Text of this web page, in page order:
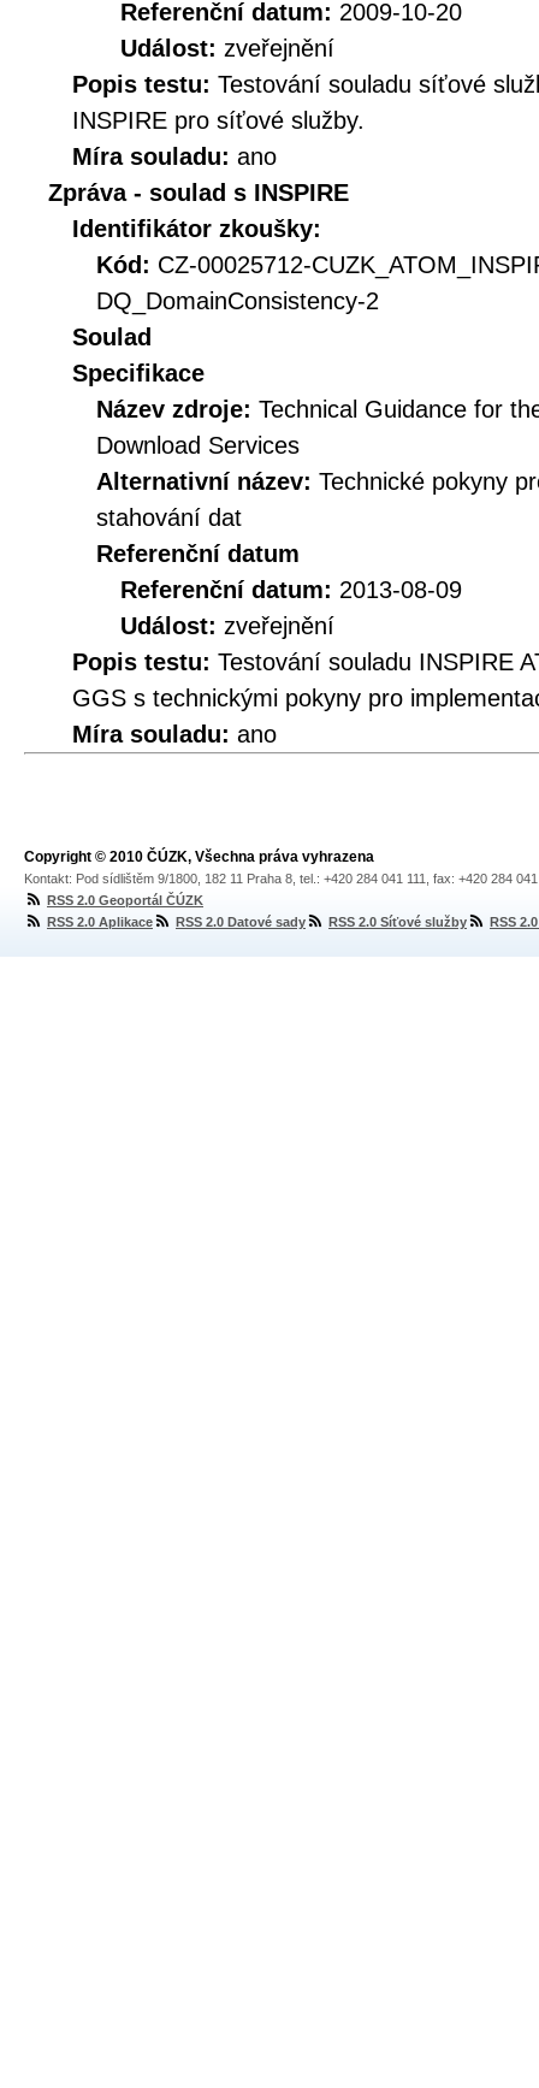
Referenční datum: 2009-10-20
Událost: zveřejnění
Popis testu: Testování souladu síťové
INSPIRE pro síťové služby.
Míra souladu: ano
Zpráva - soulad s INSPIRE
Identifikátor zkoušky:
Kód: CZ-00025712-
DQ_DomainConsistency-2
Soulad
Specifikace
Název zdroje: Technical Guidance for
Download Services
Alternativní název: Technické pokyny
stahování dat
Referenční datum
Referenční datum: 2013-08-09
Událost: zveřejnění
Popis testu: Testování souladu INSPIRE
GGS s technickými pokyny pro
Míra souladu: ano
Copyright © 2010 ČÚZK, Všechna práva vyhrazena
Kontakt: Pod sídlištěm 9/1800, 182 11 Praha 8, tel.: +420 284 041 111, fax: +420 284
RSS 2.0 Geoportál ČÚZK
RSS 2.0 Aplikace
RSS 2.0 Datové sady RSS 2.0 Síťové služby RSS